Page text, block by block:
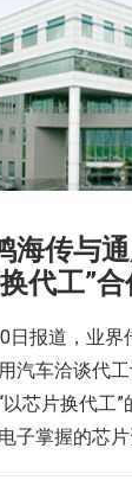
海传与
代工”合
日报道，业界
汽车洽谈代
芯片换代工”
子掌握的芯